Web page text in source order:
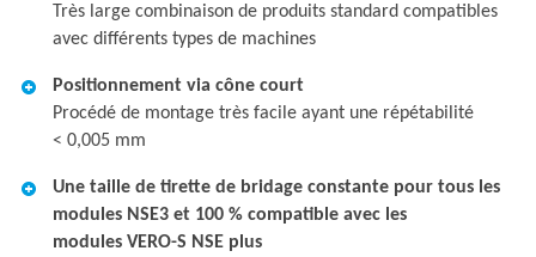
Très large combinaison de produits standard compatibles
avec différents types de machines
Positionnement via cône court
Procédé de montage très facile ayant une répétabilité
< 0,005 mm
Une taille de tirette de bridage constante pour tous les
modules NSE3 et 100 % compatible avec les
modules VERO-S NSE plus